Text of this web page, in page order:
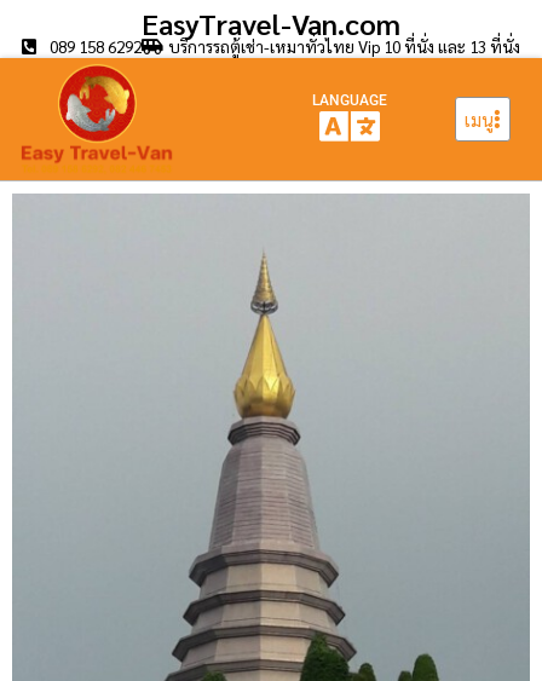
EasyTravel-Van.com
089 158 6292 บริการรถตู้เช่า-เหมาทั่วไทย Vip 10 ที่นั่ง และ 13 ที่นั่ง
เมนู
LANGUAGE